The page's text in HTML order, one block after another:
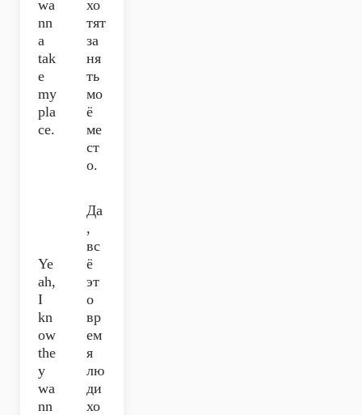
wa
nn
a
tak
e
my
pla
ce.
хо
тят
за
ня
ть
мо
ё
ме
ст
о.
Ye
ah,
I
kn
ow
the
y
wa
nn
Да
,
вс
ё
эт
о
вр
ем
я
лю
ди
хо